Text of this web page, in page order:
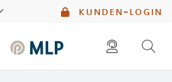
kunden-login